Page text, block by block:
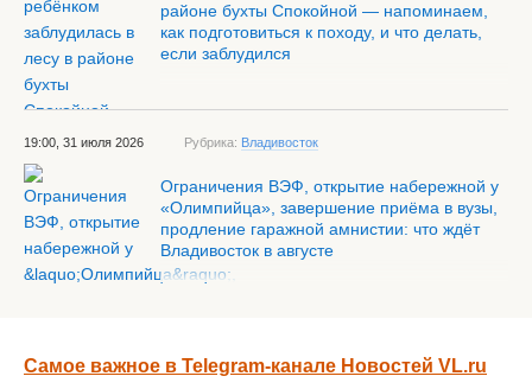
районе бухты Спокойной — напоминаем,
как подготовиться к походу, и что делать,
если заблудился
19:00, 31 июля 2026 Рубрика: Владивосток
Ограничения ВЭФ, открытие набережной у
«Олимпийца», завершение приёма в вузы,
продление гаражной амнистии: что ждёт
Владивосток в августе
Самое важное в Telegram-канале Новостей VL.ru